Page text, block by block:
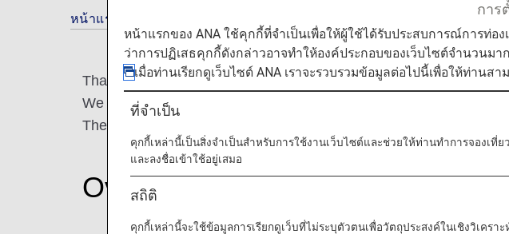
หน้าแรก Notice Regarding
Thank you for your patronage of ANA and the ANA Mileage Club.
We are pleased to announce that the ANA Mileage Club Terms
The major revisions are as follows.
Overview
การ
หน้าแรกของ ANA ใช้คุกกี้ที่จำเป็นเพื่อให้ผู้ใช้ได้รับประสบการณ์การท่อ
ว่าการปฏิเสธคุกกี้ดังกล่าวอาจทำให้องค์ประกอบของเว็บไซต์จำนวนมา
เมื่อท่านเรียกดูเว็บไซต์ ANA เราจะรวบรวมข้อมูลต่อไปนี้เพื่อให้ท่านส
ที่จำเป็น
คุกกี้เหล่านี้เป็นสิ่งจำเป็นสำหรับการใช้งานเว็บไซต์และช่วยให้ท่านทำการจองเที่
และลงชื่อเข้าใช้อยู่เสมอ
สถิติ
คุกกี้เหล่านี้จะใช้ข้อมูลการเรียกดูเว็บที่ไม่ระบุตัวตนเพื่อวัตถุประสงค์ในเชิงวิเครา